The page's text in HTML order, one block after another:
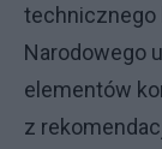
technicznego
Narodowego
elementów
z